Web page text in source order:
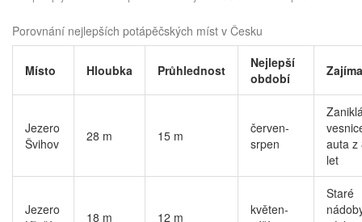
Porovnání nejlepších potápěčských míst v Česku
Místo Hloubka Průhlednost
Nejlepší
období
Jezero
Švihov
28 m 15 m
červen-
srpen
auta z
let
Jezero
18 m 12 m
květen-
Staré